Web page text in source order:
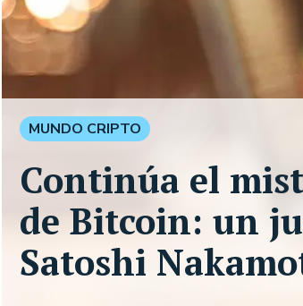
MUNDO CRIPTO
Continúa el
de Bitcoin: un
Satoshi